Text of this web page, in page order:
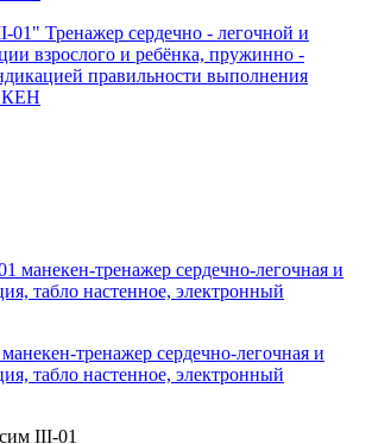
Тренажер сердечно - легочной и
взрослого и ребёнка, пружинно -
правильности выполнения
тренажер сердечно-легочная и
табло настенное, электронный
III-01